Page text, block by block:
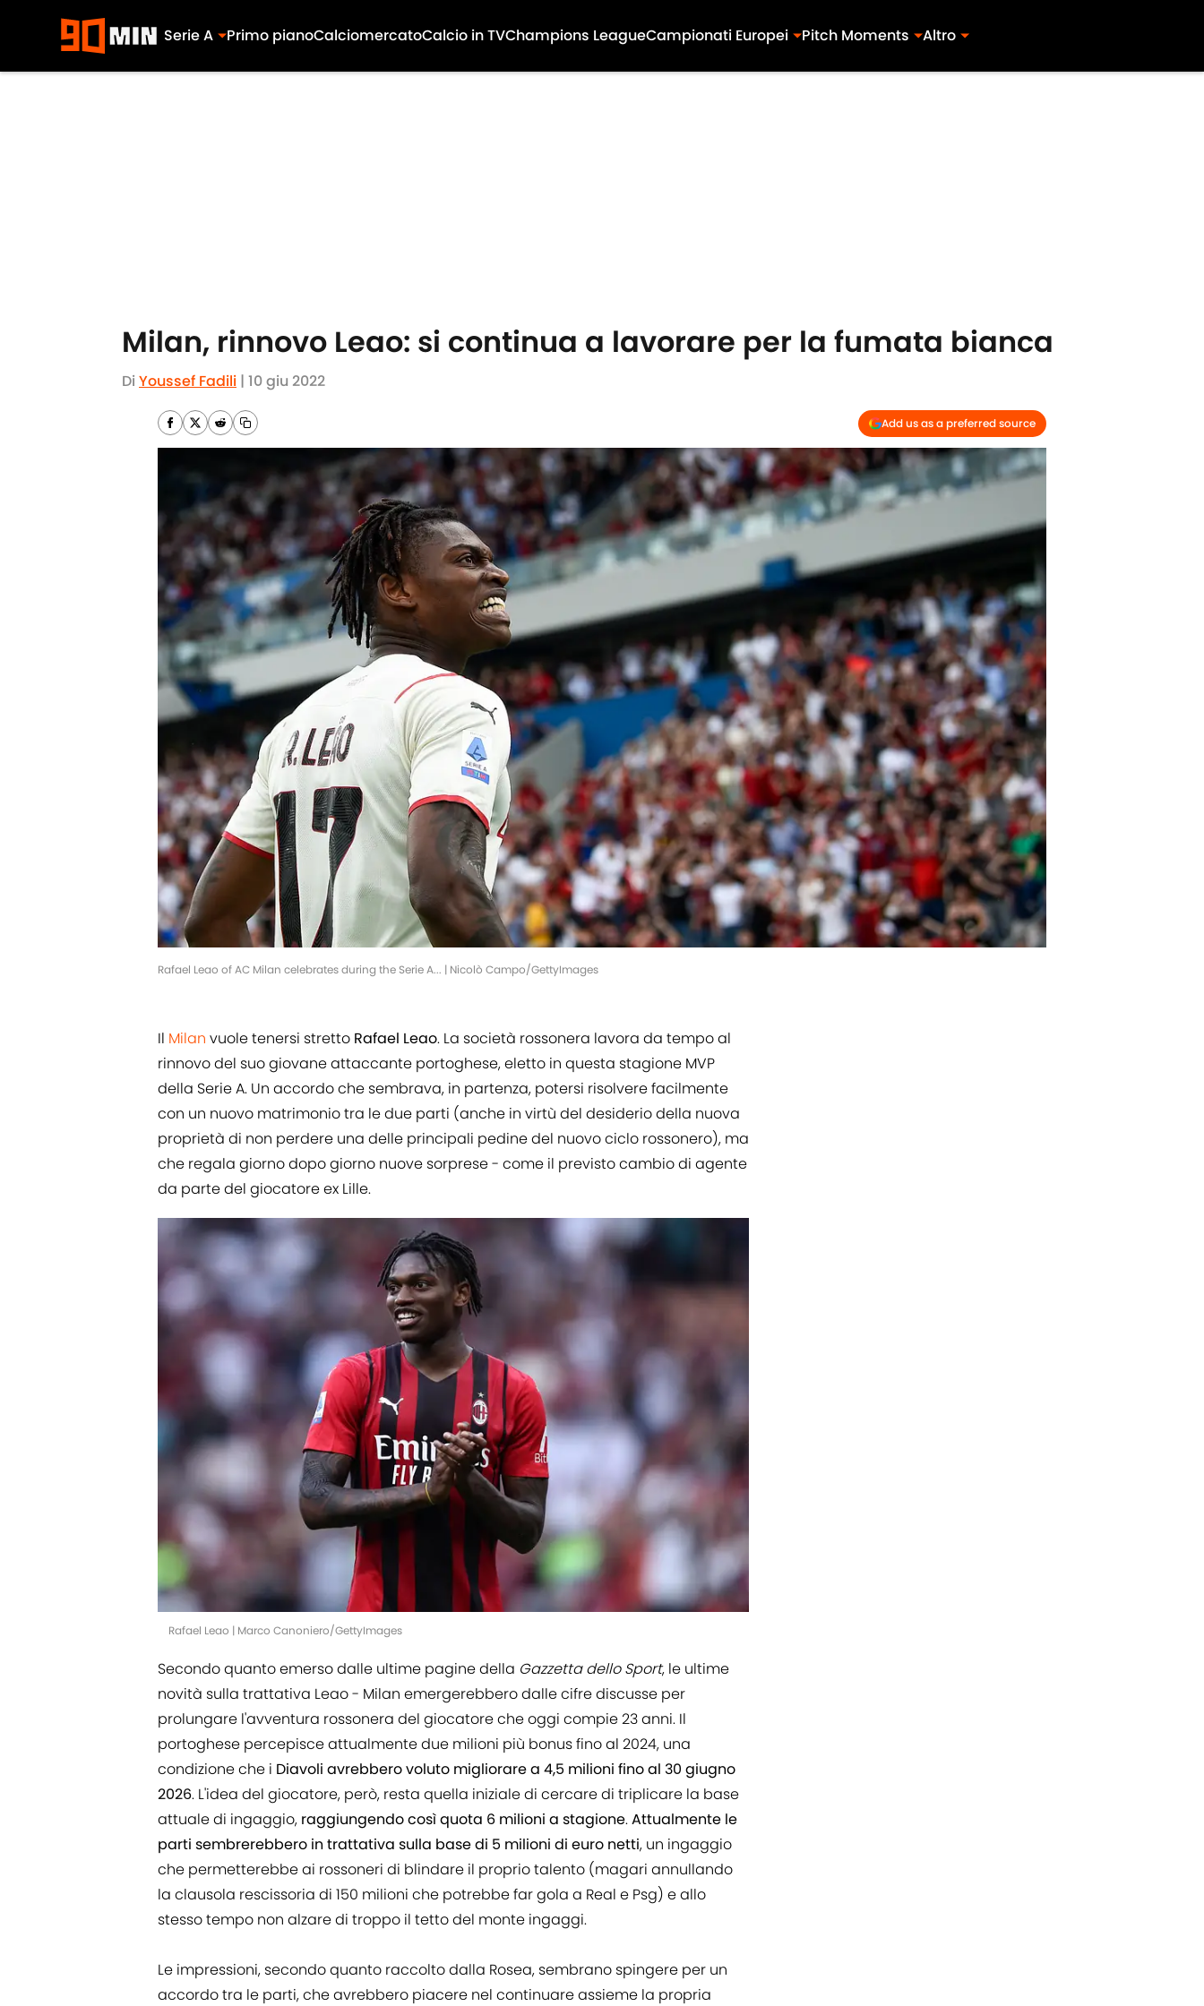
Serie A Primo pianoCalciomercatoCalcio in TVChampions LeagueCampionati Europei Pitch Moments Altro
Milan, rinnovo Leao: si continua a lavorare per la fumata bianca
Di Youssef Fadili | 10 giu 2022
Add us as a preferred source
Rafael Leao of AC Milan celebrates during the Serie A... | Nicolò Campo/GettyImages
Il Milan vuole tenersi stretto Rafael Leao. La società rossonera lavora da tempo al
rinnovo del suo giovane attaccante portoghese, eletto in questa stagione MVP
della Serie A. Un accordo che sembrava, in partenza, potersi risolvere facilmente
con un nuovo matrimonio tra le due parti (anche in virtù del desiderio della nuova
proprietà di non perdere una delle principali pedine del nuovo ciclo rossonero), ma
che regala giorno dopo giorno nuove sorprese - come il previsto cambio di agente
da parte del giocatore ex Lille.
Rafael Leao | Marco Canoniero/GettyImages
Secondo quanto emerso dalle ultime pagine della Gazzetta dello Sport, le ultime
novità sulla trattativa Leao - Milan emergerebbero dalle cifre discusse per
prolungare l'avventura rossonera del giocatore che oggi compie 23 anni. Il
portoghese percepisce attualmente due milioni più bonus fino al 2024, una
condizione che i Diavoli avrebbero voluto migliorare a 4,5 milioni fino al 30 giugno
2026. L'idea del giocatore, però, resta quella iniziale di cercare di triplicare la base
attuale di ingaggio, raggiungendo così quota 6 milioni a stagione.Attualmente le
parti sembrerebbero in trattativa sulla base di 5 milioni di euro netti, un ingaggio
che permetterebbe ai rossoneri di blindare il proprio talento (magari annullando
la clausola rescissoria di 150 milioni che potrebbe far gola a Real e Psg) e allo
stesso tempo non alzare di troppo il tetto del monte ingaggi.
Le impressioni, secondo quanto raccolto dalla Rosea, sembrano spingere per un
accordo tra le parti, che avrebbero piacere nel continuare assieme la propria